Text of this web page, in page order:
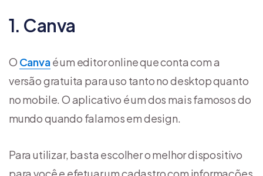
1. Canva
O Canvaé um editor online que conta com a
versão gratuita para uso tanto no desktop quanto
no mobile. O aplicativo é um dos mais famosos do
mundo quando falamos em design.
Para utilizar, basta escolher o melhor dispositivo